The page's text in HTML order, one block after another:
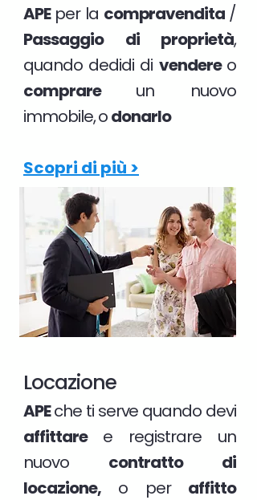
APE per la compravendita /
Passaggio di proprietà,
quando dedidi di vendere o
comprare un nuovo
immobile, odonarlo
Scopri di più >
Locazione
APEche ti serve quando devi
affittare e registrare un
nuovo contratto di
locazione, o peraffitto